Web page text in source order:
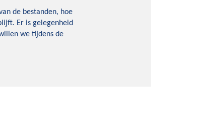
de bestanden, hoe
Er is gelegenheid
we tijdens de